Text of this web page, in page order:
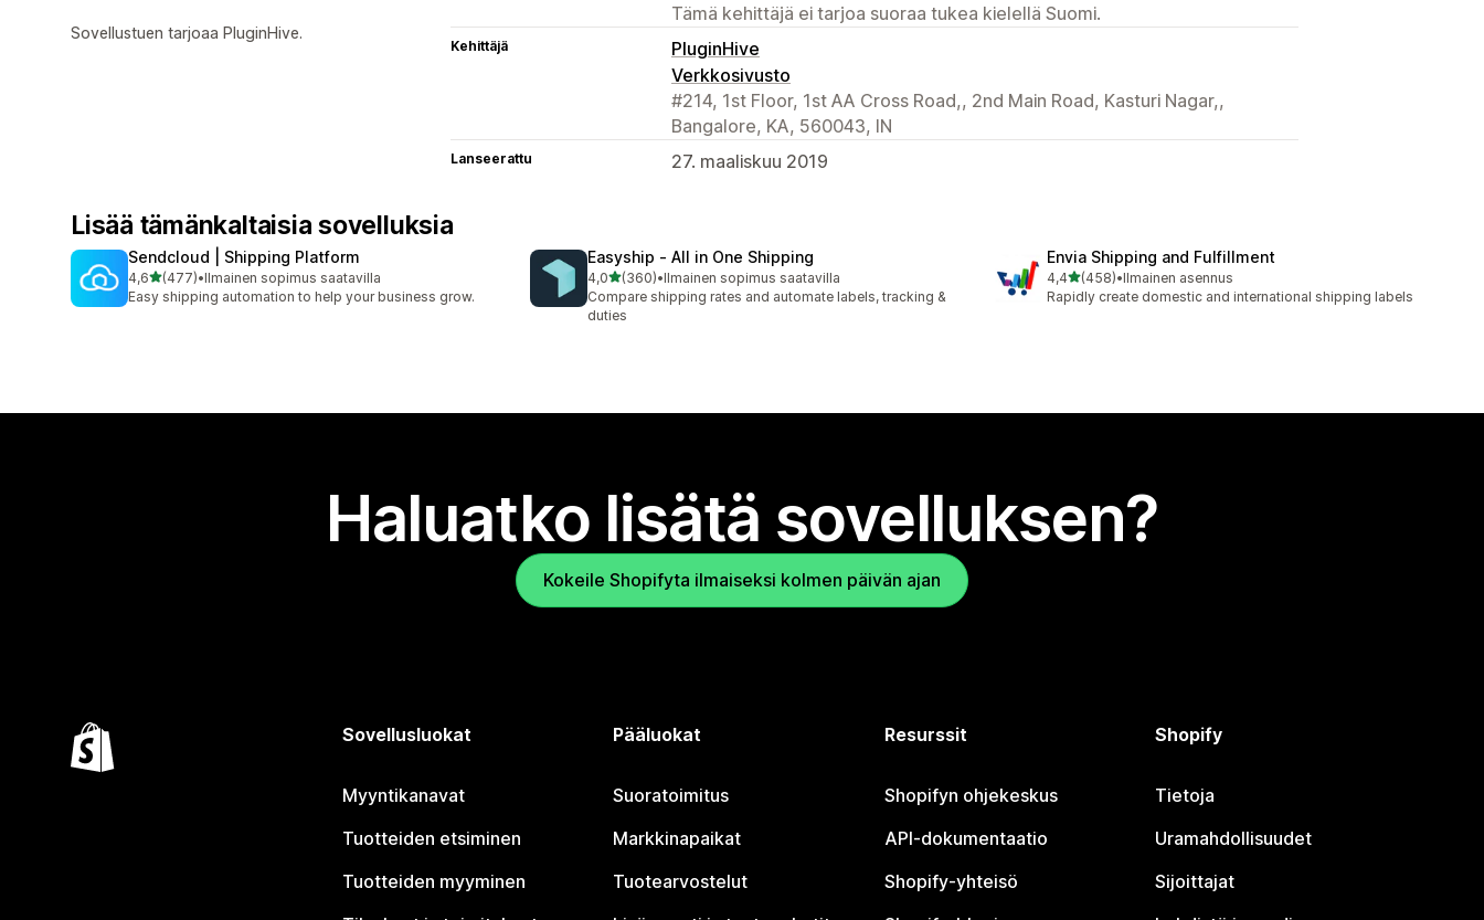
Sovellustuen tarjoaa PluginHive.
Tämä kehittäjä ei tarjoa suoraa tukea kielellä Suomi.
Kehittäjä
PluginHive
Verkkosivusto
#214, 1st Floor, 1st AA Cross Road,, 2nd Main Road, Kasturi Nagar,,
Bangalore, KA, 560043, IN
Lanseerattu 27. maaliskuu 2019
Lisää tämänkaltaisia sovelluksia
Sendcloud | Shipping Platform
4,6/ 5 tähteä
(477)
477 arvostelua yhteensä
•Ilmainen sopimus saatavilla
Easy shipping automation to help your business grow.
Easyship ‑ All in One Shipping
4,0/ 5 tähteä
(360)
360 arvostelua yhteensä
•Ilmainen sopimus saatavilla
Compare shipping rates and automate labels, tracking &
duties
Envia Shipping and Fulfillment
4,4/ 5 tähteä
(458)
458 arvostelua yhteensä
•Ilmainen asennus
Rapidly create domestic and international shipping labels
Haluatko lisätä sovelluksen?
Kokeile Shopifyta ilmaiseksi kolmen päivän ajan
Sovellusluokat
Myyntikanavat
Tuotteiden etsiminen
Tuotteiden myyminen
Pääluokat
Suoratoimitus
Markkinapaikat
Tuotearvostelut
Resurssit
Shopifyn ohjekeskus
API-dokumentaatio
Shopify-yhteisö
Shopify
Tietoja
Uramahdollisuudet
Sijoittajat